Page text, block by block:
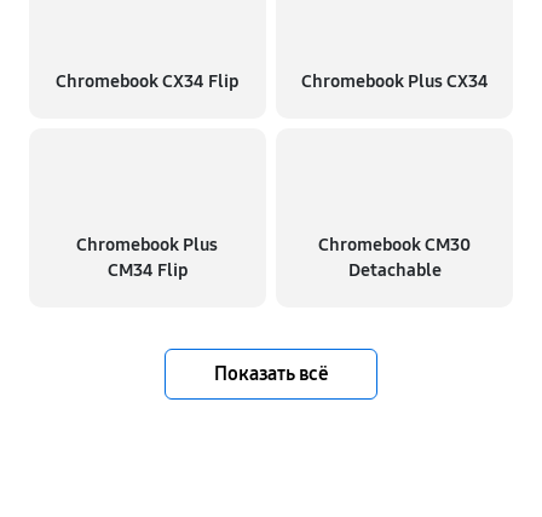
Chromebook CX34 Flip Chromebook Plus CX34
Chromebook Plus
CM34 Flip
Chromebook CM30
Detachable
Показать всё